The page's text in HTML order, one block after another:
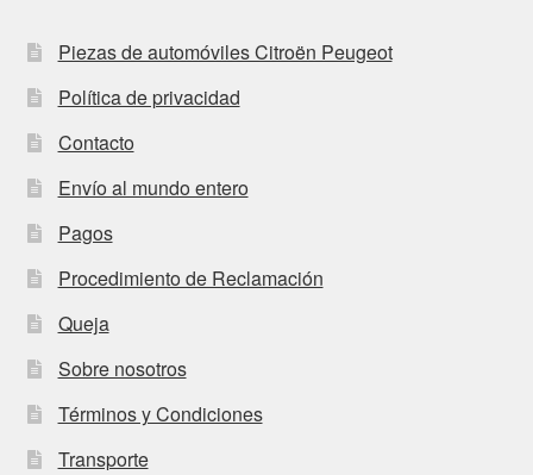
Piezas de automóviles Citroën Peugeot
Política de privacidad
Contacto
Envío al mundo entero
Pagos
Procedimiento de Reclamación
Queja
Sobre nosotros
Términos y Condiciones
Transporte